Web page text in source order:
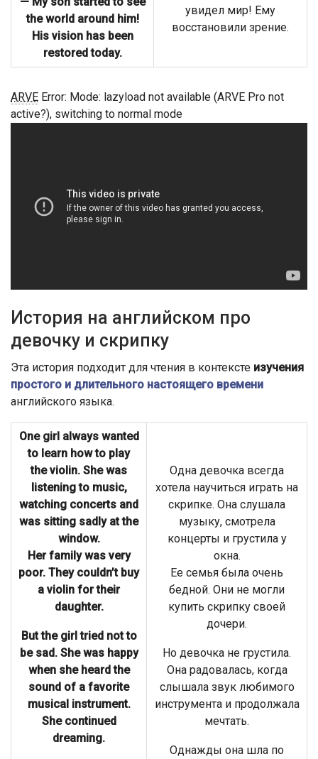
the world around him!
His vision has been
restored today.
увидел мир! Ему
восстановили зрение.
ARVE Error: Mode: lazyload not available (ARVE Pro not
active?), switching to normal mode
История на английском про
девочку и скрипку
Эта история подходит для чтения в контексте изучения
простого и длительного настоящего времени
английского языка.
One girl always wanted
to learn how to play
the violin. She was
listening to music,
watching concerts and
was sitting sadly at the
window.
Her family was very
poor. They couldn’t buy
a violin for their
daughter.
But the girl tried not to
be sad. She was happy
when she heard the
sound of a favorite
musical instrument.
She continued
dreaming.
Одна девочка всегда
хотела научиться играть на
скрипке. Она слушала
музыку, смотрела
концерты и грустила у
окна.
Ее семья была очень
бедной. Они не могли
купить скрипку своей
дочери.
Но девочка не грустила.
Она радовалась, когда
слышала звук любимого
инструмента и продолжала
мечтать.
Однажды она шла по